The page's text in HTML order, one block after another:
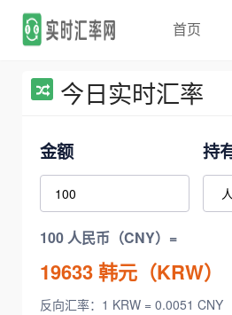
首页
今日实时汇率
金额 持
100 人民币（CNY）=
19633韩元（KRW）
反向汇率：1 KRW = 0.0051 CNY